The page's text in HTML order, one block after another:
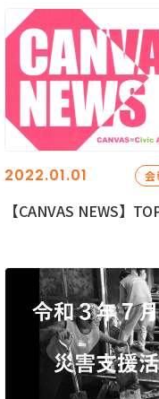
2022.01.01 会
【CANVAS NEWS】